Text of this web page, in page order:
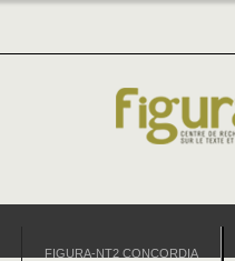
FIGURA-NT2 CONCORDIA